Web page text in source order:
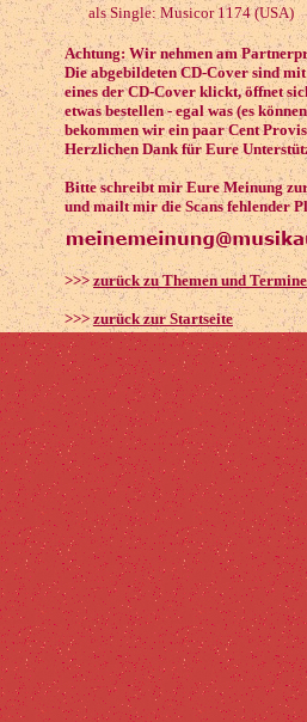
als Single: Musicor 1174 (USA)
Achtung: Wir nehmen am
Die abgebildeten CD-Cover sind
eines der CD-Cover klickt, öffnet
etwas bestellen - egal was (es
bekommen wir ein paar Cent
Herzlichen Dank für Eure
Bitte schreibt mir Eure Meinung
und mailt mir die Scans fehlender
>>>zurück zu Themen und
>>>zurück zur Startseite